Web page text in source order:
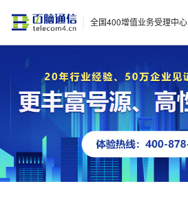
全国400增值业务受理中心